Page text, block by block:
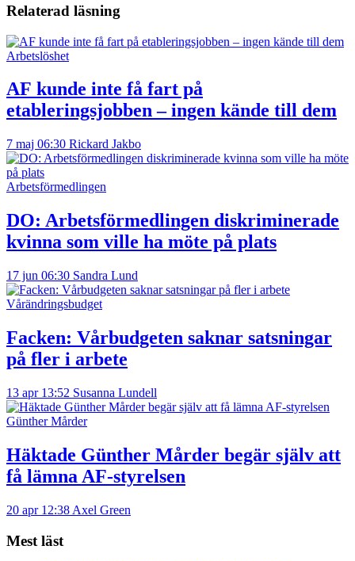
Relaterad läsning
Arbetslöshet
AF kunde inte få fart på
etableringsjobben – ingen kände till dem
7 maj 06:30 Rickard Jakbo
Arbetsförmedlingen
DO: Arbetsförmedlingen diskriminerade
kvinna som ville ha möte på plats
17 jun 06:30 Sandra Lund
Vårändringsbudget
Facken: Vårbudgeten saknar satsningar
på fler i arbete
13 apr 13:52 Susanna Lundell
Günther Mårder
Häktade Günther Mårder begär själv att
få lämna AF-styrelsen
20 apr 12:38 Axel Green
Mest läst